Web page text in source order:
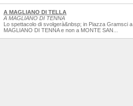
A MAGLIANO DI TELLA
A MAGLIANO DI TENNA
Lo spettacolo di svolgerà&nbsp; in Piazza Gramsci a
MAGLIANO DI TENNA e non a MONTE SAN...